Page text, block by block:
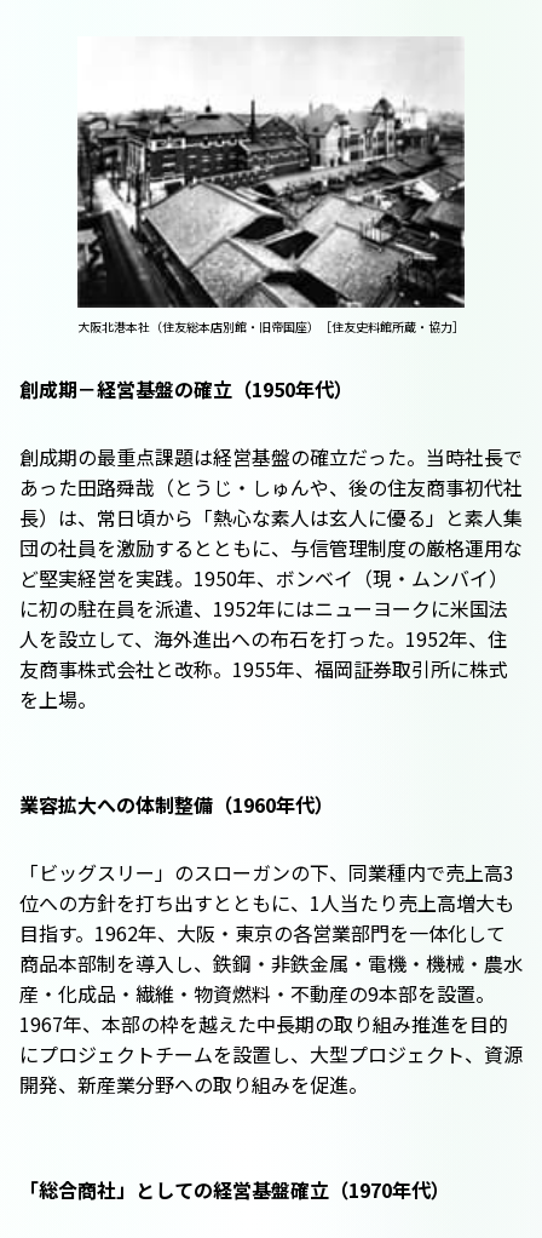
大阪北港本社（住友総本店別館・旧帝国座）［住友史料館所蔵・協力］
創成期－経営基盤の確立（1950年代）
創成期の最重点課題は経営基盤の確立だった。当時社長で
あった田路舜哉（とうじ・しゅんや、後の住友商事初代社
長）は、常日頃から「熱心な素人は玄人に優る」と素人集
団の社員を激励するとともに、与信管理制度の厳格運用な
ど堅実経営を実践。1950年、ボンベイ（現・ムンバイ）
に初の駐在員を派遣、1952年にはニューヨークに米国法
人を設立して、海外進出への布石を打った。1952年、住
友商事株式会社と改称。1955年、福岡証券取引所に株式
を上場。
業容拡大への体制整備（1960年代）
「ビッグスリー」のスローガンの下、同業種内で売上高3
位への方針を打ち出すとともに、1人当たり売上高増大も
目指す。1962年、大阪・東京の各営業部門を一体化して
商品本部制を導入し、鉄鋼・非鉄金属・電機・機械・農水
産・化成品・繊維・物資燃料・不動産の9本部を設置。
1967年、本部の枠を越えた中長期の取り組み推進を目的
にプロジェクトチームを設置し、大型プロジェクト、資源
開発、新産業分野への取り組みを促進。
「総合商社」としての経営基盤確立（1970年代）